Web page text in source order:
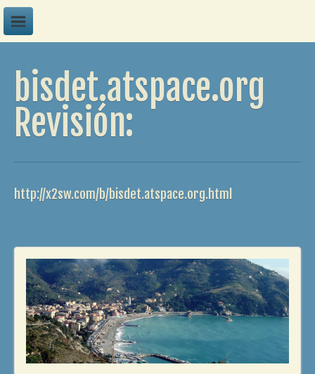
G
bisdet.atspace.org
Revisión:
http://x2sw.com/b/bisdet.atspace.org.html